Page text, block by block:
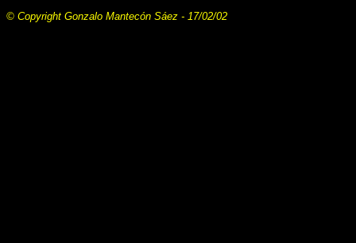
© Copyright Gonzalo Mantecón Sáez - 17/02/02